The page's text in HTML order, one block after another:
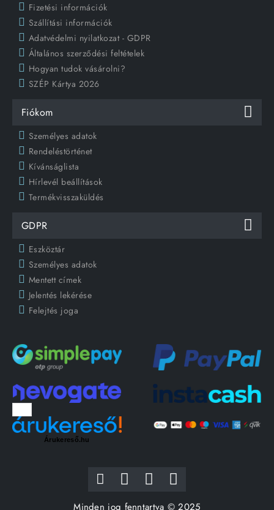
Fizetési információk
Szállítási információk
Adatvédelmi nyilatkozat - GDPR
Általános szerződési feltételek
Hogyan tudok vásárolni?
SZÉP Kártya 2026
Fiókom
Személyes adatok
Rendeléstörténet
Kívánságlista
Hírlevél beállítások
Termékvisszaküldés
GDPR
Eszköztár
Személyes adatok
Mentett címek
Jelentés lekérése
Felejtés joga
Árukereső.hu
Minden jog fenntartva © 2025